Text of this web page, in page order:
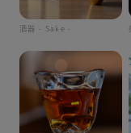
酒器 - Sake -